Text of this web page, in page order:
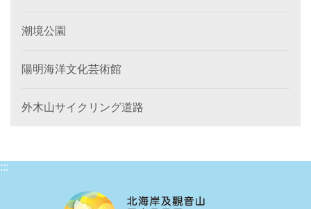
潮境公園
陽明海洋文化芸術館
外木山サイクリング道路
:::